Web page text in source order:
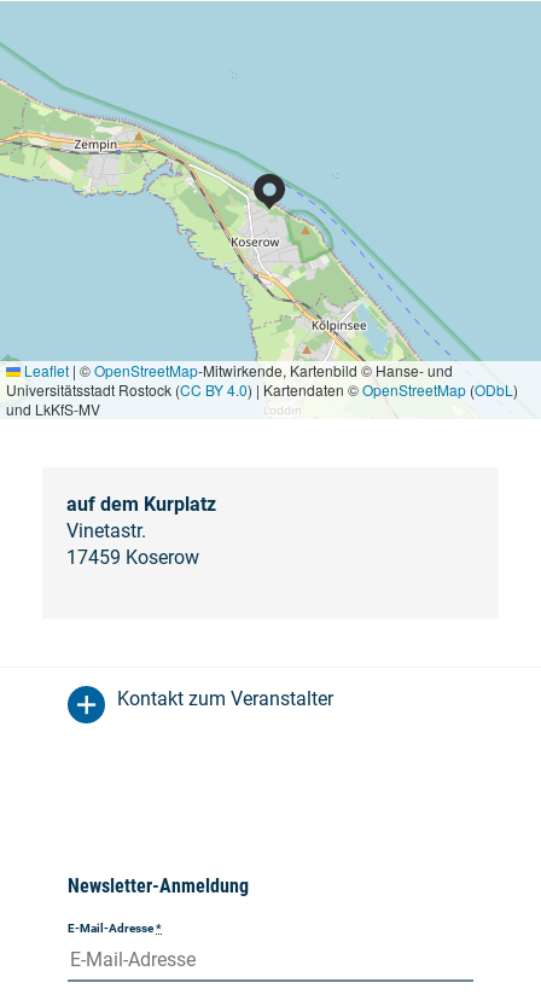
Leaflet | ©OpenStreetMap-Mitwirkende, Kartenbild © Hanse- und
Universitätsstadt Rostock (CC BY 4.0) | Kartendaten ©OpenStreetMap (ODbL )
und LkKfS-MV
auf dem Kurplatz
Vinetastr.
17459 Koserow
Kontakt zum Veranstalter
Newsletter-Anmeldung
E-Mail-Adresse*